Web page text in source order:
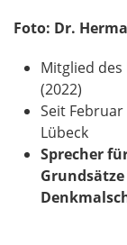
Foto: Dr.
Mitglied
(2022)
Seit
Lübeck
Sprecher